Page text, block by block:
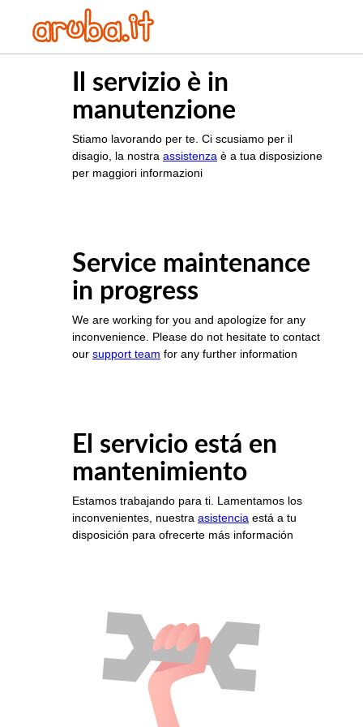
Il servizio è in
manutenzione
Stiamo lavorando per te. Ci scusiamo per il
disagio, la nostra assistenza è a tua disposizione
per maggiori informazioni
Service maintenance
in progress
We are working for you and apologize for any
inconvenience. Please do not hesitate to contact
our support team for any further information
El servicio está en
mantenimiento
Estamos trabajando para ti. Lamentamos los
inconvenientes, nuestra asistencia está a tu
disposición para ofrecerte más información